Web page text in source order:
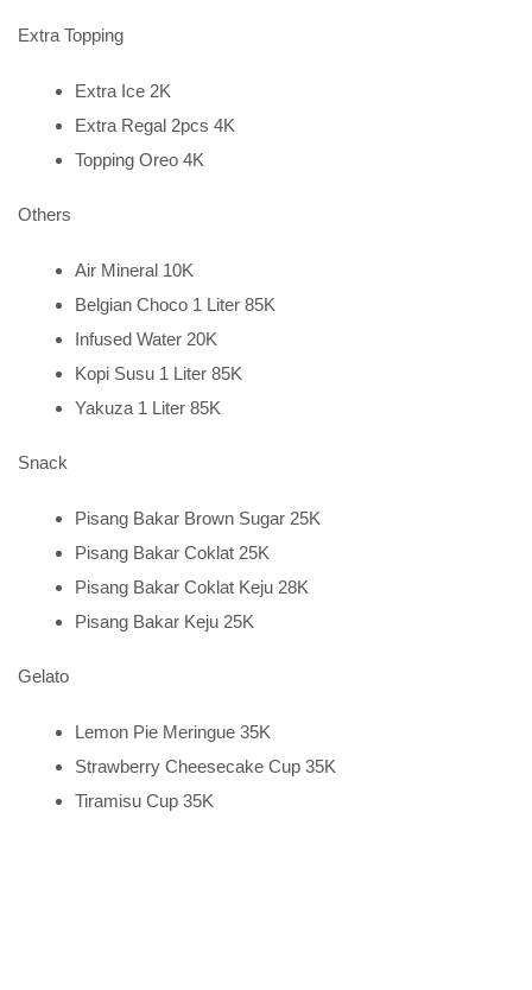
Extra Topping
Extra Ice 2K
Extra Regal 2pcs 4K
Topping Oreo 4K
Others
Air Mineral 10K
Belgian Choco 1 Liter 85K
Infused Water 20K
Kopi Susu 1 Liter 85K
Yakuza 1 Liter 85K
Snack
Pisang Bakar Brown Sugar 25K
Pisang Bakar Coklat 25K
Pisang Bakar Coklat Keju 28K
Pisang Bakar Keju 25K
Gelato
Lemon Pie Meringue 35K
Strawberry Cheesecake Cup 35K
Tiramisu Cup 35K